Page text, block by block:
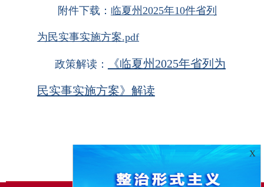
附件下载： 临夏州2025年10件省列
为民实事实施方案.pdf
政策解读： 《临夏州2025年省列为
民实事实施方案》解读
X